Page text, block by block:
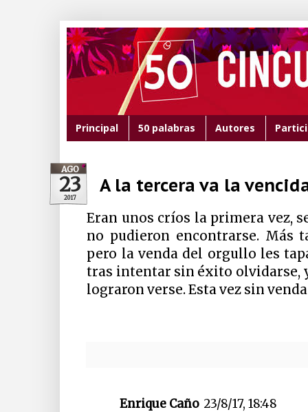
Principal 50 palabras Autores
AGO
23
2017
A la tercera va la
Eran unos críos la primera vez,
no pudieron encontrarse. Más
pero la venda del orgullo les
tras intentar sin éxito olvidarse,
lograron verse. Esta vez sin
Enrique Caño 23/8/17, 18:48